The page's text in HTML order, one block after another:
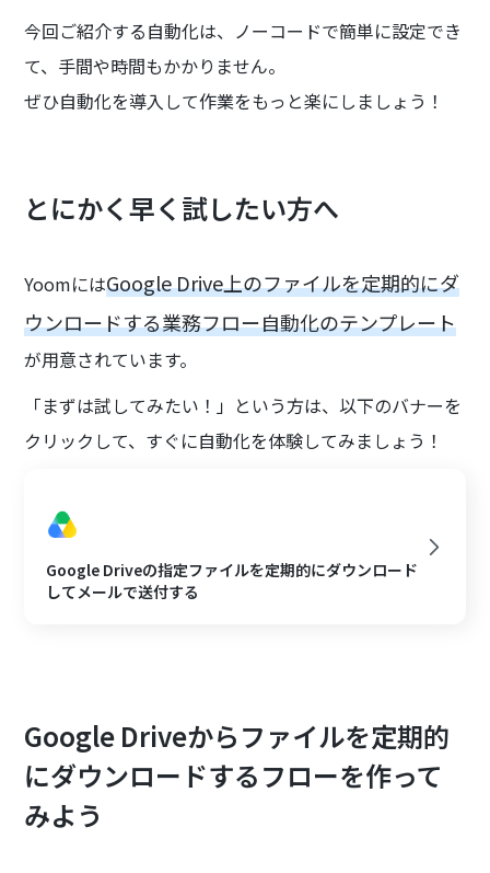
今回ご紹介する自動化は、ノーコードで簡単に設定でき
て、手間や時間もかかりません。
ぜひ自動化を導入して作業をもっと楽にしましょう！
とにかく早く試したい方へ
YoomにはGoogle Drive上のファイルを定期的にダ
ウンロードする業務フロー自動化のテンプレート
が用意されています。
「まずは試してみたい！」という方は、以下のバナーを
クリックして、すぐに自動化を体験してみましょう！
Google Driveの指定ファイルを定期的にダウンロード
してメールで送付する
Google Driveからファイルを定期的
にダウンロードするフローを作って
みよう